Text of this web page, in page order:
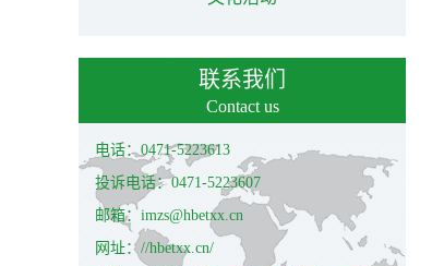
联系我们
Contact us
电话：0471-5223613
投诉电话：0471-5223607
邮箱：imzs@hbetxx.cn
网址：//hbetxx.cn/